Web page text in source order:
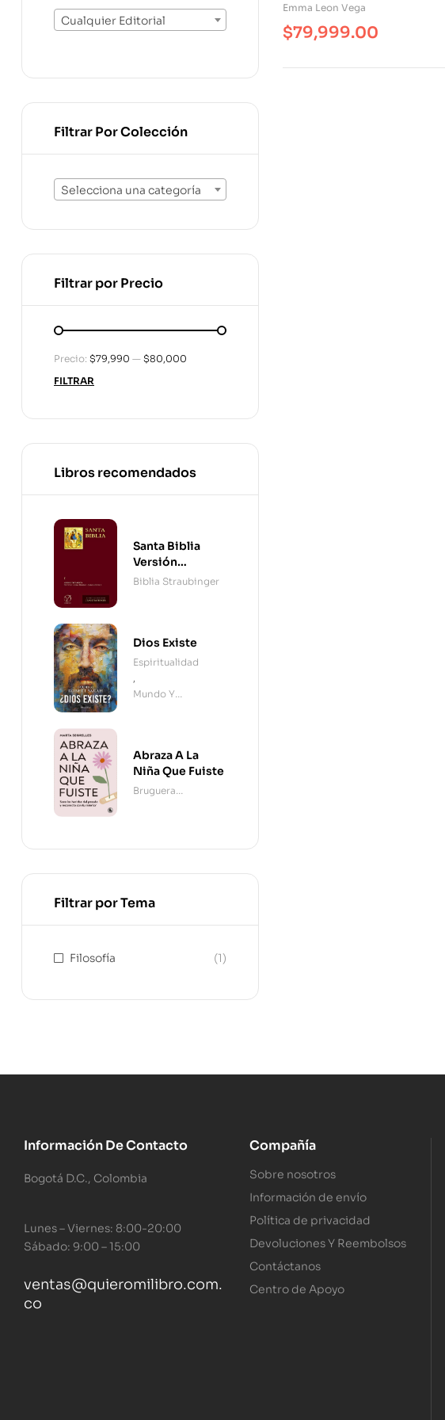
Emma Leon Vega
$79,999.00
Cualquier Editorial
Filtrar Por Colección
Selecciona una categoría
Filtrar por Precio
FILTRAR
Precio: $79,990 — $80,000
Libros recomendados
Santa Biblia
Versión
Straubinger - 2
Biblia Straubinger
Dios Existe
Espiritualidad
,
Mundo Y
Abraza A La
Niña Que Fuiste
Bruguera
Filtrar por Tema
Filosofía (1)
Información De Contacto
Bogotá D.C., Colombia
Lunes – Viernes: 8:00-20:00
Sábado: 9:00 – 15:00
ventas@quieromilibro.com.
co
Compañía
Sobre nosotros
Información de envío
Política de privacidad
Devoluciones Y Reembolsos
Contáctanos
Centro de Apoyo